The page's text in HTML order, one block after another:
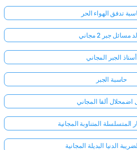
تدفق الهواء الحر
مسائل جبر 2 مجاني
أستاذ الجبر المجاني
حاسبة الجبر
اضمحلال ألفا المجاني
المتسلسلة المتناوبة المجانية
الدنيا البديلة المجانية